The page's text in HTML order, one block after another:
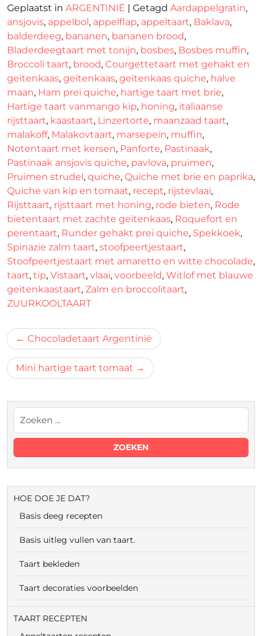
Geplaatst in ARGENTINIË | Getagd Aardappelgratin,
ansjovis, appelbol, appelflap, appeltaart, Baklava,
balderdeeg, bananen, bananen brood,
Bladerdeegtaart met tonijn, bosbes, Bosbes muffin,
Broccoli taart, brood, Courgettetaart met gehakt en
geitenkaas, geitenkaas, geitenkaas quiche, halve
maan, Ham prei quiche, hartige taart met brie,
Hartige taart vanmango kip, honing, italiaanse
rijsttaart, kaastaart, Linzertorte, maanzaad taart,
malakoff, Malakovtaart, marsepein, muffin,
Notentaart met kersen, Panforte, Pastinaak,
Pastinaak ansjovis quiche, pavlova, pruimen,
Pruimen strudel, quiche, Quiche met brie en paprika,
Quiche van kip en tomaat, recept, rijstevlaai,
Rijsttaart, rijsttaart met honing, rode bieten, Rode
bietentaart met zachte geitenkaas, Roquefort en
perentaart, Runder gehakt prei quiche, Spekkoek,
Spinazie zalm taart, stoofpeertjestaart,
Stoofpeertjestaart met amaretto en witte chocolade,
taart, tip, Vistaart, vlaai, voorbeeld, Witlof met blauwe
geitenkaastaart, Zalm en broccolitaart,
ZUURKOOLTAART
Bericht
navigatie
Chocoladetaart Argentinië
Mini hartige taart tomaat
HOE DOE JE DAT?
Basis deeg recepten
Basis uitleg vullen van taart.
Taart bekleden
Taart decoraties voorbeelden
TAART RECEPTEN